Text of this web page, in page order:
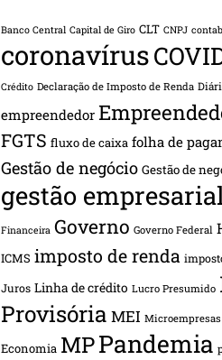
Banco Central Capital de Giro CLT CNPJ
coronavírus
Crédito Declaração de Imposto de Renda
empreendedor
FGTS fluxo de caixa folha de
Gestão de negócio Gestão de
gestão
Financeira Governo Governo Federal
ICMS imposto de renda
Juros Linha de crédito Lucro Presumido
Provisória MEI Microempresas
Economia MPPandemia